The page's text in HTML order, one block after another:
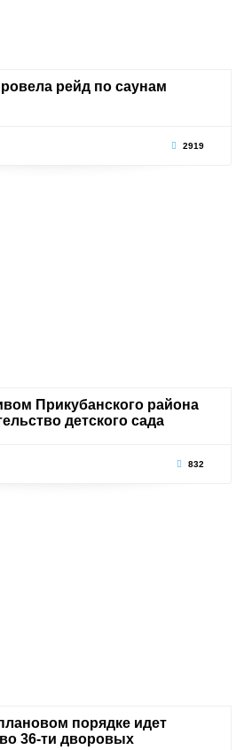
рейд по саунам
2919
Прикубанского района
детского сада
832
порядке идет
36-ти дворовых